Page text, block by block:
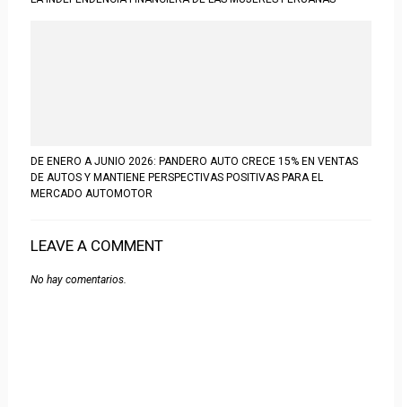
DE ENERO A JUNIO 2026: PANDERO AUTO CRECE 15% EN VENTAS
DE AUTOS Y MANTIENE PERSPECTIVAS POSITIVAS PARA EL
MERCADO AUTOMOTOR
LEAVE A COMMENT
No hay comentarios.